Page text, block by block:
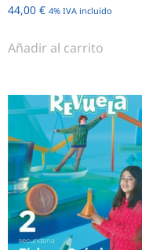
44,00 € 4% IVA incluído
Añadir al carrito